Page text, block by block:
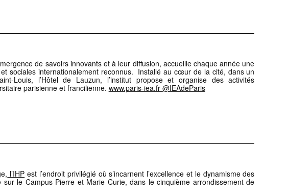
de savoirs innovants et à leur diffusion, accueille chaque année une
sociales internationalement reconnus. Installé au cœur de la cité, dans un
Louis, l’Hôtel de Lauzun, l’institut propose et organise des activités
parisienne et francilienne. www.paris-iea.fr @IEAdeParis
l’IHP est l’endroit privilégié où s’incarnent l’excellence et le dynamisme des
sur le Campus Pierre et Marie Curie, dans le cinquième arrondissement de